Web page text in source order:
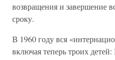
возвращения и завершение
сроку.
В 1960 году вся
включая теперь троих